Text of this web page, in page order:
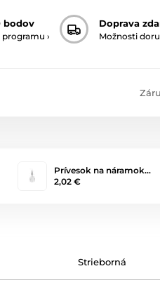
bodov
›
Doprava
Možnosti
Prívesok na náramok…
2,02 €
Strieborná